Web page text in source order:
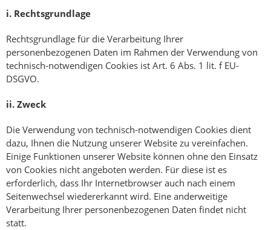
i. Rechtsgrundlage
Rechtsgrundlage für die Verarbeitung Ihrer
personenbezogenen Daten im Rahmen der Verwendung von
technisch-notwendigen Cookies ist Art. 6 Abs. 1 lit. f EU-
DSGVO.
ii. Zweck
Die Verwendung von technisch-notwendigen Cookies dient
dazu, Ihnen die Nutzung unserer Website zu vereinfachen.
Einige Funktionen unserer Website können ohne den Einsatz
von Cookies nicht angeboten werden. Für diese ist es
erforderlich, dass Ihr Internetbrowser auch nach einem
Seitenwechsel wiedererkannt wird. Eine anderweitige
Verarbeitung Ihrer personenbezogenen Daten findet nicht
statt.